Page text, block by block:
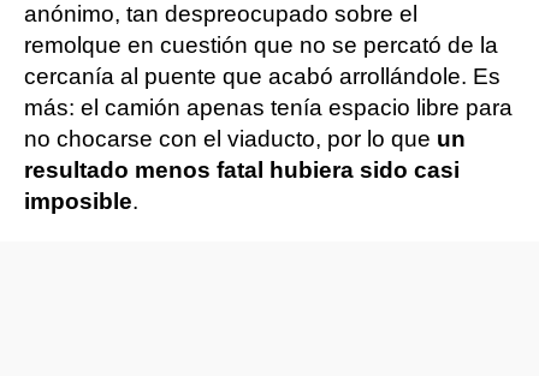
anónimo, tan despreocupado sobre el
remolque en cuestión que no se percató de la
cercanía al puente que acabó arrollándole. Es
más: el camión apenas tenía espacio libre para
no chocarse con el viaducto, por lo que un
resultado menos fatal hubiera sido casi
imposible.